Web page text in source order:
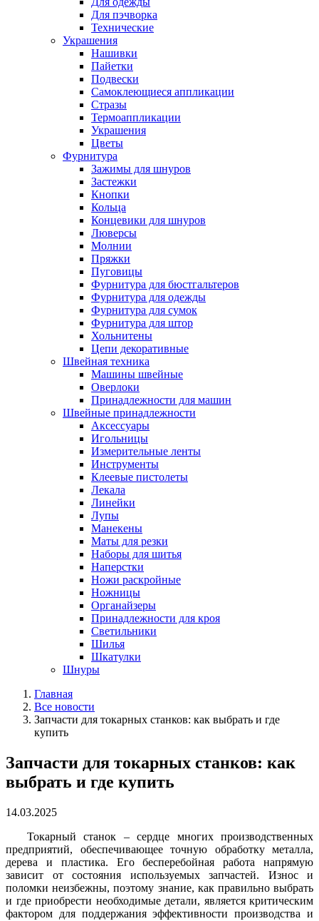
Для пэчворка
Технические
Украшения
Нашивки
Пайетки
Подвески
Самоклеющиеся аппликации
Стразы
Термоаппликации
Украшения
Цветы
Фурнитура
Зажимы для шнуров
Застежки
Кнопки
Кольца
Концевики для шнуров
Люверсы
Молнии
Пряжки
Пуговицы
Фурнитура для бюстгальтеров
Фурнитура для одежды
Фурнитура для сумок
Фурнитура для штор
Хольнитены
Цепи декоративные
Швейная техника
Машины швейные
Оверлоки
Принадлежности для машин
Швейные принадлежности
Аксессуары
Игольницы
Измерительные ленты
Инструменты
Клеевые пистолеты
Лекала
Линейки
Лупы
Манекены
Маты для резки
Наборы для шитья
Наперстки
Ножи раскройные
Ножницы
Органайзеры
Принадлежности для кроя
Светильники
Шилья
Шкатулки
Шнуры
Главная
Все новости
Запчасти для токарных станков: как выбрать и где
купить
Запчасти для токарных станков: как
выбрать и где купить
14.03.2025
Токарный станок – сердце многих производственных
предприятий, обеспечивающее точную обработку металла,
дерева и пластика. Его бесперебойная работа напрямую
зависит от состояния используемых запчастей. Износ и
поломки неизбежны, поэтому знание, как правильно выбрать
и где приобрести необходимые детали, является критическим
фактором для поддержания эффективности производства и